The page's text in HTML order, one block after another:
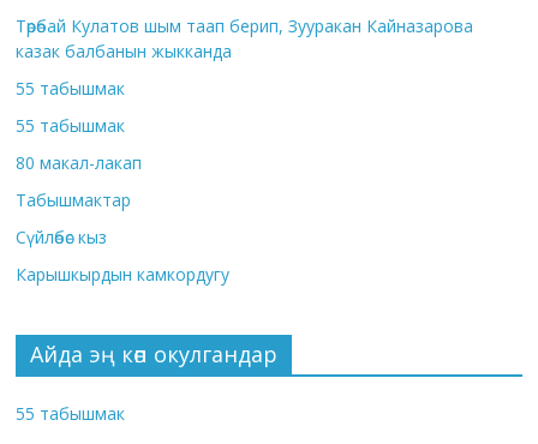
Төрөбай Кулатов шым таап берип, Зууракан Кайназарова
казак балбанын жыкканда
55 табышмак
55 табышмак
80 макал-лакап
Табышмактар
Сүйлөбөс кыз
Карышкырдын камкордугу
Айда эң көп окулгандар
55 табышмак